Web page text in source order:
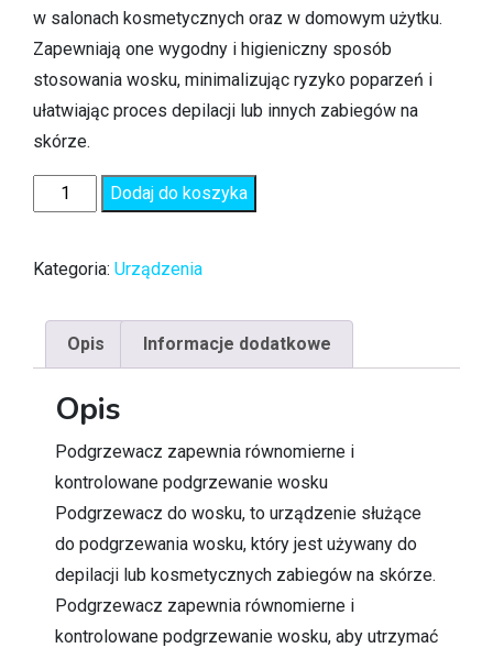
w salonach kosmetycznych oraz w domowym użytku.
Zapewniają one wygodny i higieniczny sposób
stosowania wosku, minimalizując ryzyko poparzeń i
ułatwiając proces depilacji lub innych zabiegów na
skórze.
Dodaj do koszyka
Kategoria: Urządzenia
Opis Informacje dodatkowe
Opis
Podgrzewacz zapewnia równomierne i
kontrolowane podgrzewanie wosku
Podgrzewacz do wosku, to urządzenie służące
do podgrzewania wosku, który jest używany do
depilacji lub kosmetycznych zabiegów na skórze.
Podgrzewacz zapewnia równomierne i
kontrolowane podgrzewanie wosku, aby utrzymać